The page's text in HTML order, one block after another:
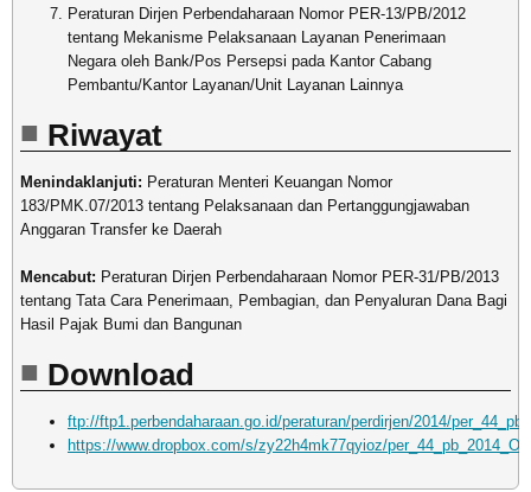
Peraturan Dirjen Perbendaharaan Nomor PER-13/PB/2012
tentang Mekanisme Pelaksanaan Layanan Penerimaan
Negara oleh Bank/Pos Persepsi pada Kantor Cabang
Pembantu/Kantor Layanan/Unit Layanan Lainnya
Riwayat
Menindaklanjuti: Peraturan Menteri Keuangan Nomor
183/PMK.07/2013 tentang Pelaksanaan dan Pertanggungjawaban
Anggaran Transfer ke Daerah
Mencabut: Peraturan Dirjen Perbendaharaan Nomor PER-31/PB/2013
tentang Tata Cara Penerimaan, Pembagian, dan Penyaluran Dana Bagi
Hasil Pajak Bumi dan Bangunan
Download
ftp://ftp1.perbendaharaan.go.id/peraturan/perdirjen/2014/
https://www.dropbox.com/s/zy22h4mk77qyioz/